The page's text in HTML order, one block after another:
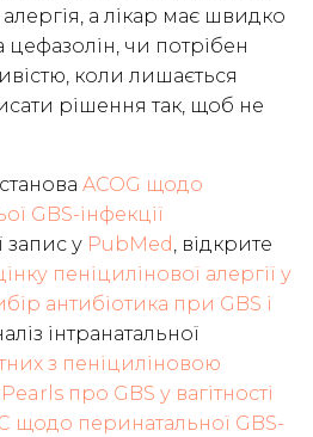
алергія, а лікар має швидко
чи потрібен
коли лишається
рішення так, щоб не
ACOG щодо
GBS-інфекції
запис у PubMed, відкрите
пеніцилінової алергії у
антибіотика при GBS і
інтранатальної
з пеніциліновою
про GBS у вагітності
щодо перинатальної GBS-